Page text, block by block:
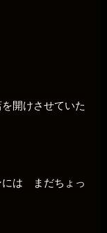
開けさせていた
には まだちょっ